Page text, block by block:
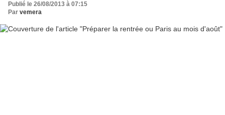
Publié le 26/08/2013 à 07:15
Par vemera